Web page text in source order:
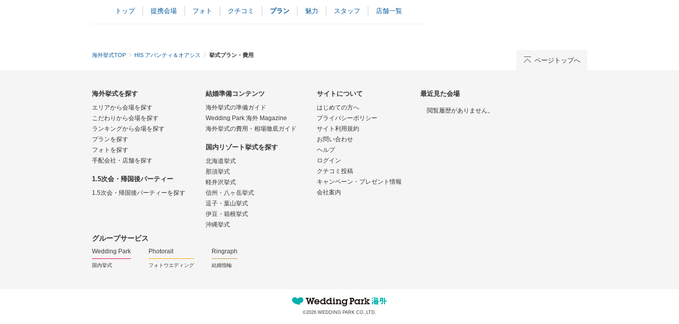
トップ 提携会場 フォト クチコミ プラン 魅力 スタッフ 店舗一覧
海外挙式TOP HIS アバンティ＆オアシス 挙式プラン・費用
海外挙式を探す
エリアから会場を探す
こだわりから会場を探す
ランキングから会場を探す
プランを探す
フォトを探す
手配会社・店舗を探す
1.5次会・帰国後パーティー
1.5次会・帰国後パーティーを探す
結婚準備コンテンツ
海外挙式の準備ガイド
Wedding Park 海外 Magazine
海外挙式の費用・相場徹底ガイド
国内リゾート挙式を探す
北海道挙式
那須挙式
軽井沢挙式
信州・八ヶ岳挙式
逗子・葉山挙式
伊豆・箱根挙式
沖縄挙式
サイトについて
はじめての方へ
プライバシーポリシー
サイト利用規約
お問い合わせ
ヘルプ
ログイン
クチコミ投稿
キャンペーン・プレゼント情報
会社案内
最近見た会場
閲覧履歴がありません。
ページトップへ
グループサービス
Wedding Park
国内挙式
Photorait
フォトウエディング
Ringraph
結婚指輪
©2026 WEDDING PARK CO.,LTD.